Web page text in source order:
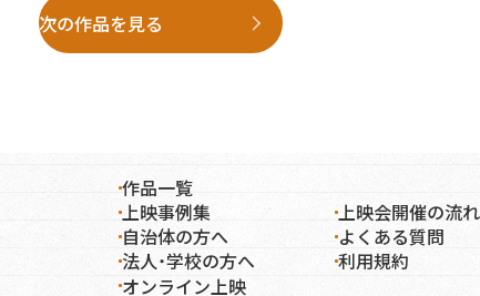
次の作品を見る
作品一覧
上映事例集
自治体の方へ
法人・学校の方へ
上映会開催の流れ
よくある質問
利用規約